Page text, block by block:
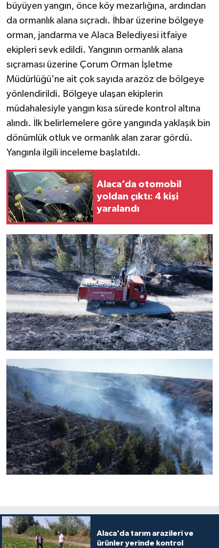
büyüyen yangın, önce köy mezarlığına, ardından
da ormanlık alana sıçradı. İhbar üzerine bölgeye
orman, jandarma ve Alaca Belediyesi itfaiye
ekipleri sevk edildi. Yangının ormanlık alana
sıçraması üzerine Çorum Orman İşletme
Müdürlüğü'ne ait çok sayıda arazöz de bölgeye
yönlendirildi. Bölgeye ulaşan ekiplerin
müdahalesiyle yangın kısa sürede kontrol altına
alındı. İlk belirlemelere göre yangında yaklaşık bin
dönümlük otluk ve ormanlık alan zarar gördü.
Yangınla ilgili inceleme başlatıldı.
Alaca’da otomobil
yoldan çıktı: 4 kişi
yaralandı
Alaca’da tarım arazileri ve
ürünler yerinde kontrol